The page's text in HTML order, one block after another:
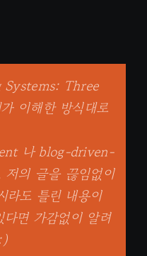
Systems: Three
이해한 방식대로
나 blog-driven-
의 글을 끊임없이
라도 틀린 내용이
면 가감없이 알려